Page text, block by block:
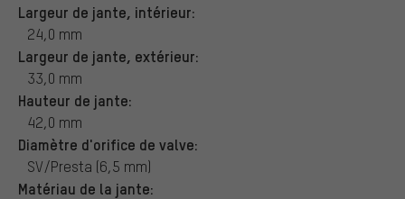
Largeur de jante, intérieur:
24,0 mm
Largeur de jante, extérieur:
33,0 mm
Hauteur de jante:
42,0 mm
Diamètre d'orifice de valve:
SV/Presta (6,5 mm)
Matériau de la jante: